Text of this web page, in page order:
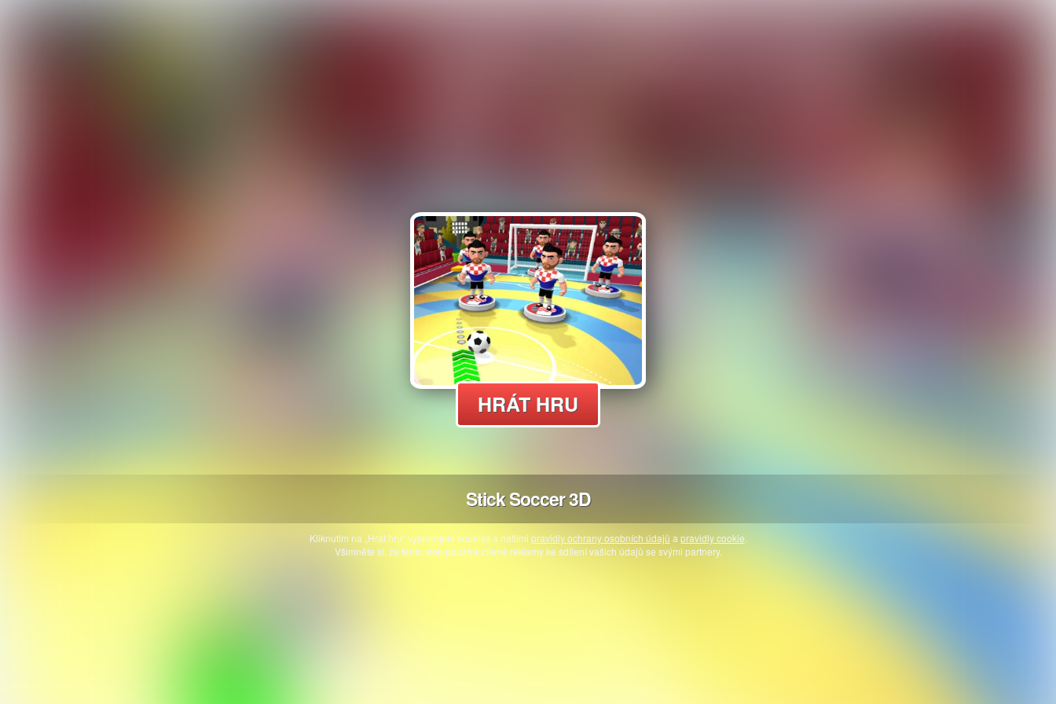
HRÁT HRU
Stick Soccer 3D
Kliknutím na „Hrát hru“ vyjadřujete souhlas s našimi pravidly ochrany osobních údajů a pravidly cookie
Všimněte si, že tento web používá cílené reklamy ke sdílení vašich údajů se svými partnery.